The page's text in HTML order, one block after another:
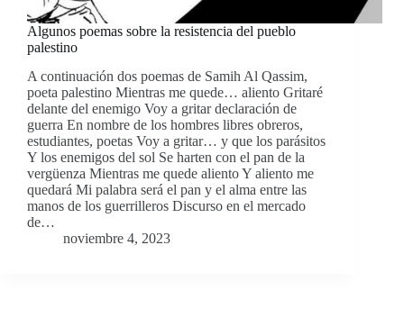
Algunos poemas sobre la resistencia del pueblo
palestino
A continuación dos poemas de Samih Al Qassim,
poeta palestino Mientras me quede… aliento Gritaré
delante del enemigo Voy a gritar declaración de
guerra En nombre de los hombres libres obreros,
estudiantes, poetas Voy a gritar… y que los parásitos
Y los enemigos del sol Se harten con el pan de la
vergüenza Mientras me quede aliento Y aliento me
quedará Mi palabra será el pan y el alma entre las
manos de los guerrilleros Discurso en el mercado
de…
noviembre 4, 2023